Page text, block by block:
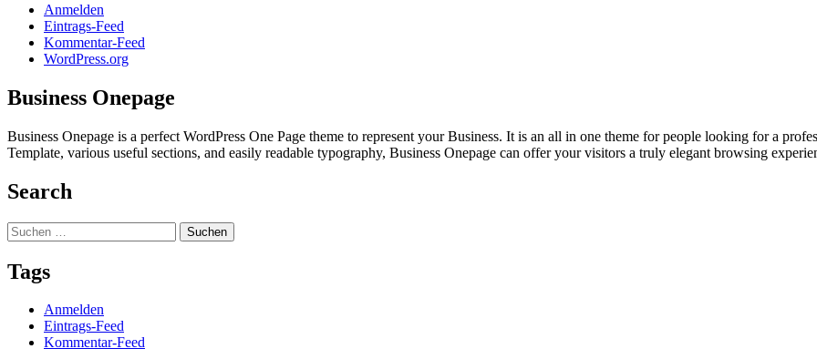
Anmelden
Eintrags-Feed
Kommentar-Feed
WordPress.org
Business Onepage
Business Onepage is a perfect WordPress One Page theme to represent your Business. It is an all in one theme for people looking for a
Template, various useful sections, and easily readable typography, Business Onepage can offer your visitors a truly elegant browsing
Search
Suchen
nach:
Tags
Anmelden
Eintrags-Feed
Kommentar-Feed